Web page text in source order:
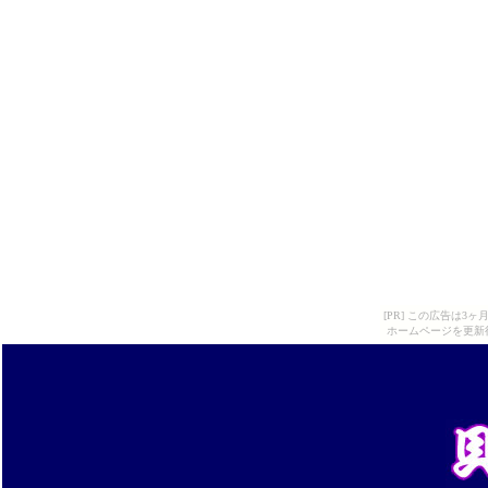
[PR] この広告は3ヶ
ホームページを更